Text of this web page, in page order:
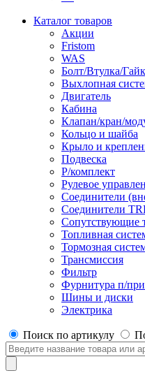
Каталог товаров
Акции
Fristom
WAS
Болт/Втулка/
Выхлопная
Двигатель
Кабина
Клапан/кран/
Кольцо и шайба
Крыло и
Подвеска
Р/комплект
Рулевое
Соединители
Соединители
Сопутствующие
Топливная
Тормозная
Трансмиссия
Фильтр
Фурнитура п/
Шины и диски
Электрика
Поиск по артикулу